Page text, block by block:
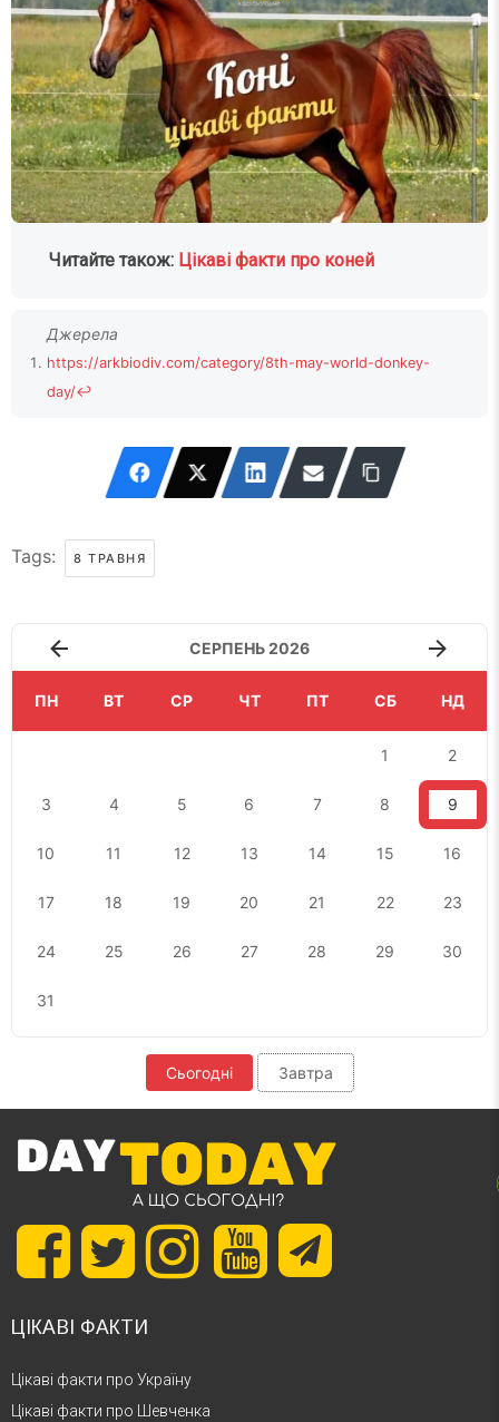
Читайте також: Цікаві факти про коней
https://arkbiodiv.com/category/8th-may-world-donkey-
day/↩
Tags: 8 ТРАВНЯ
СЕРПЕНЬ 2026
ПН ВТ СР ЧТ ПТ СБ НД
1 2
3 4 5 6 7 8 9
10 11 12 13 14 15 16
17 18 19 20 21 22 23
24 25 26 27 28 29 30
31
Сьогодні Завтра
ЦІКАВІ ФАКТИ
Цікаві факти про Україну
Цікаві факти про Шевченка